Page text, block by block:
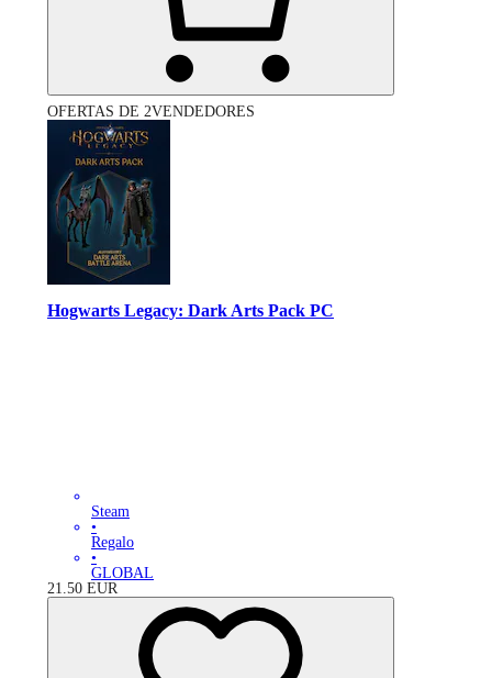
OFERTAS DE 2VENDEDORES
Hogwarts Legacy: Dark Arts Pack PC
Steam
•
Regalo
•
GLOBAL
21.50 EUR